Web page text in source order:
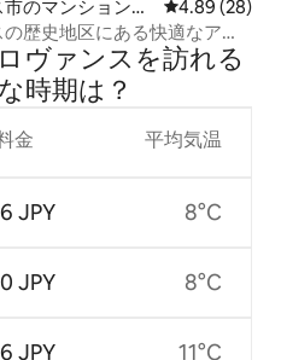
のマンション・
レビュー28
4.89 (28)
歴史地区にある快適なアパ
ヴァンスを訪⁠れ⁠る
時⁠期⁠は⁠？
金
JPY
JPY
JPY
平均気温
8°C
8°C
11°C